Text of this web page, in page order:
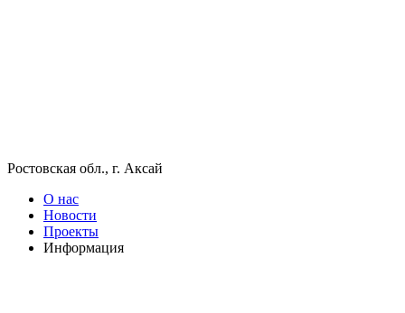
Ростовская обл., г. Аксай
О нас
Новости
Проекты
Информация